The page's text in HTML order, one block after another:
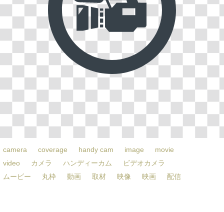
camera coverage handy cam image
movie
video
カメラ ハンディーカム
ビデオカメラ
ムービー
丸枠 動画 取材 映像 映画 配信